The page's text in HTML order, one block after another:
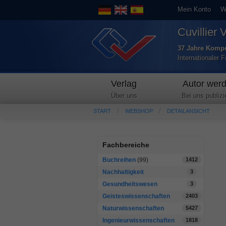
Mein Konto
Cuvillier
37 Jahre
Internationaler
Verlag
Über uns
Autor
Bei uns
START WEBSHOP DETAILANSICHT
Fachbereiche
Buchreihen (99) 1412
Nachhaltigkeit 3
Gesundheitswesen 3
Geisteswissenschaften 2403
Naturwissenschaften 5427
Ingenieurwissenschaften 1818